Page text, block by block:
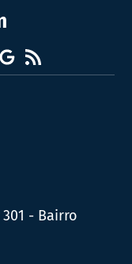
Google
RSS
- Bairro